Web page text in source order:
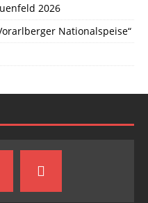
2026
Nationalspeise“